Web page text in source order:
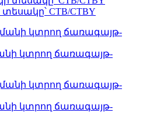
CTB/CTBY
կտրող ճառագայթ-
կտրող ճառագայթ-